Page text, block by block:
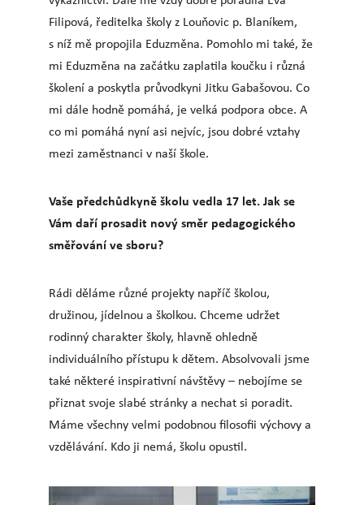
Filipová, ředitelka školy z Louňovic p. Blaníkem,
s níž mě propojila Eduzměna. Pomohlo mi také, že
mi Eduzměna na začátku zaplatila koučku i různá
školení a poskytla průvodkyni Jitku Gabašovou. Co
mi dále hodně pomáhá, je velká podpora obce. A
co mi pomáhá nyní asi nejvíc, jsou dobré vztahy
mezi zaměstnanci v naší škole.
Vaše předchůdkyně školu vedla 17 let. Jak se
Vám daří prosadit nový směr pedagogického
směřování ve sboru?
Rádi děláme různé projekty napříč školou,
družinou, jídelnou a školkou. Chceme udržet
rodinný charakter školy, hlavně ohledně
individuálního přístupu k dětem. Absolvovali jsme
také některé inspirativní návštěvy – nebojíme se
přiznat svoje slabé stránky a nechat si poradit.
Máme všechny velmi podobnou filosofii výchovy a
vzdělávání. Kdo ji nemá, školu opustil.